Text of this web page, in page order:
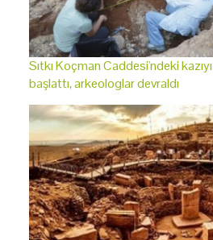
Sıtkı Koçman Caddesi'ndeki
başlattı, arkeologlar devraldı